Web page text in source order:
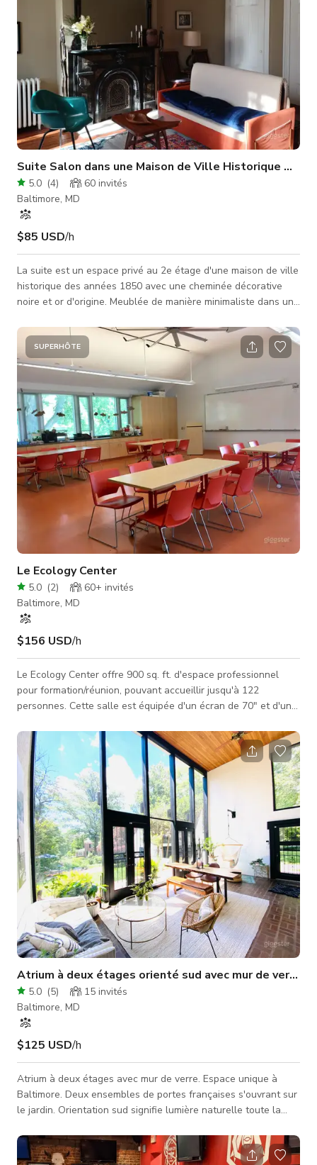
Suite Salon dans une Maison de Ville Historique
5.0 (4) 60 invités
Baltimore, MD
$85 USD/h
La suite est un espace privé au 2e étage d'une maison de ville
historique des années 1850 avec une cheminée décorative
noire et or d'origine. Meublée de manière minimaliste dans un
mondiale, cet espace offre des usages flexibles. Faisant
également office d'Airbnb ; le lit king-size se démonte
facilement pour accueillir votre événement. Les hauts
plafonds de 12 pieds sont parfaits pour votre prochaine
exposition, séance p
SUPERHÔTE
Le Ecology Center
5.0 (2) 60+ invités
Baltimore, MD
$156 USD/h
Le Ecology Center offre 900 sq. ft. d'espace professionnel
pour formation/réunion, pouvant accueillir jusqu'à 122
personnes. Cette salle est équipée d'un écran de 70" et d'un
de fenêtres, de portes vitrées s'ouvrant sur le toit végétalisé
du bâtiment, et d'une disposition flexible des sièges.
Atrium à deux étages orienté sud avec mur de verre
5.0 (5) 15 invités
Baltimore, MD
$125 USD/h
Atrium à deux étages avec mur de verre. Espace unique à
Baltimore. Deux ensembles de portes françaises s'ouvrant sur
le jardin. Orientation sud signifie lumière naturelle toute la